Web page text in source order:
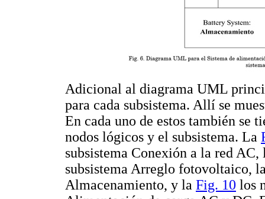
Adicional al diagrama UML
para cada subsistema. Allí se
En cada uno de estos también se
nodos lógicos y el subsistema. La
subsistema Conexión a la red
subsistema Arreglo fotovoltaico,
Almacenamiento, y la Fig. 10 los